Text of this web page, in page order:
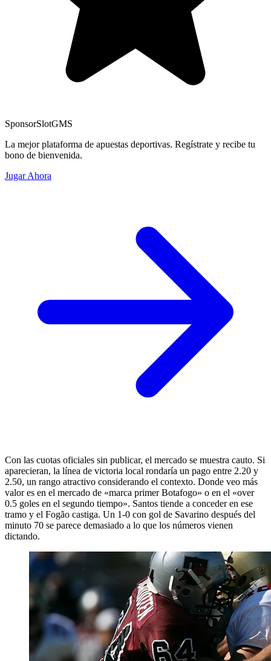
SponsorSlotGMS
La mejor plataforma de apuestas deportivas. Regístrate y recibe tu
bono de bienvenida.
Jugar Ahora
Con las cuotas oficiales sin publicar, el mercado se muestra cauto. Si
aparecieran, la línea de victoria local rondaría un pago entre 2.20 y
2.50, un rango atractivo considerando el contexto. Donde veo más
valor es en el mercado de «marca primer Botafogo» o en el «over
0.5 goles en el segundo tiempo». Santos tiende a conceder en ese
tramo y el Fogão castiga. Un 1-0 con gol de Savarino después del
minuto 70 se parece demasiado a lo que los números vienen
dictando.